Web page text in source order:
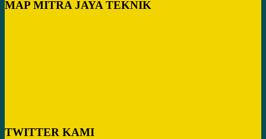
MAP MITRA JAYA TEKNIK
TWITTER KAMI